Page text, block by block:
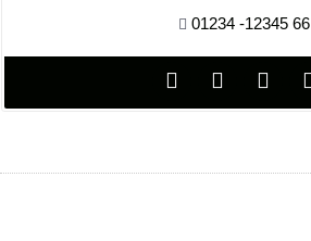
01234 -12345 66